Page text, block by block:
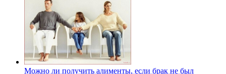
Можно ли получить алименты, если брак не был